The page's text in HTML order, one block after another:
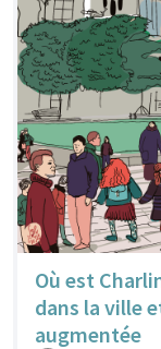
Où est
dans la ville
augmentée